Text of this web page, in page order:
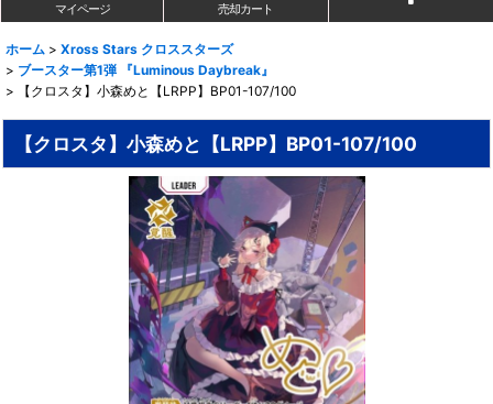
マイページ 売却カート
ホーム > Xross Stars クロススターズ
> ブースター第1弾 『Luminous Daybreak』
>
【クロスタ】小森めと【LRPP】BP01-107/100
【クロスタ】小森めと【LRPP】BP01-107/100